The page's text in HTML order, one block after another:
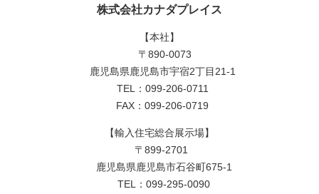
株式会社カナダプレイス
【本社】
〒890-0073
鹿児島県鹿児島市宇宿2丁目21-1
TEL：099-206-0711
FAX：099-206-0719
【輸入住宅総合展示場】
〒899-2701
鹿児島県鹿児島市石谷町675-1
TEL：099-295-0090